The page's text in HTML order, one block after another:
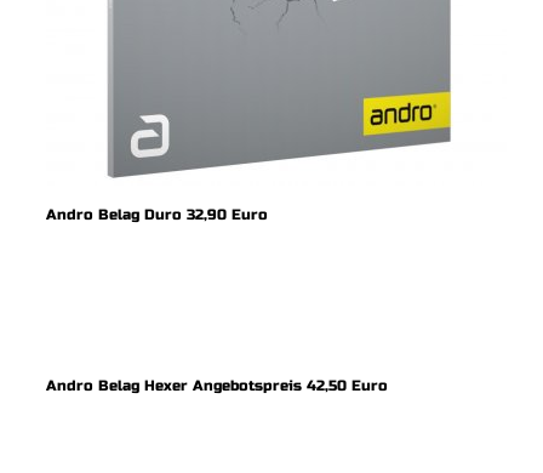
Andro Belag Duro 32,90 Euro
Andro Belag Hexer Angebotspreis 42,50 Euro